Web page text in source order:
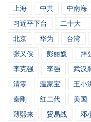
上海 中共 中南海
习近平下台
二十大
北京
华为 台湾
张又侠
彭丽媛 拜
李克强
李强 武汉
清零
温家宝 王小
秦刚
红二代 美国
薄熙来
贸易战 邓